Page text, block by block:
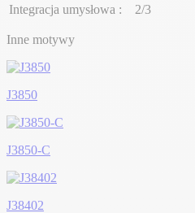
Integracja umysłowa :
2/3
Inne motywy
J3850
J3850-C
J38402